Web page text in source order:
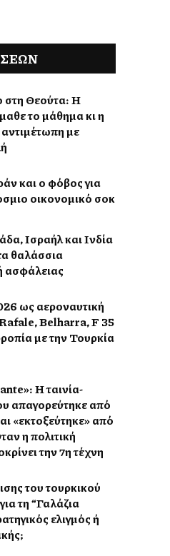
Θεούτα: Η
το μάθημα κι η
με
και ο φόβος για
οικονομικό σοκ
Ισραήλ και Ινδία
θαλάσσια
ασφάλειας
ως αεροναυτική
Belharra, F 35
με την Τουρκία
Η ταινία-
απαγορεύτηκε από
«εκτοξεύτηκε» από
η πολιτική
την 7η τέχνη
του τουρκικού
τη “Γαλάζια
ελιγμός ή